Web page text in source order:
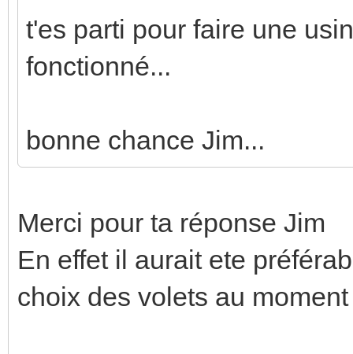
t'es parti pour faire une
fonctionné...
bonne chance Jim...
Merci pour ta réponse Jim
En effet il aurait ete
choix des volets au